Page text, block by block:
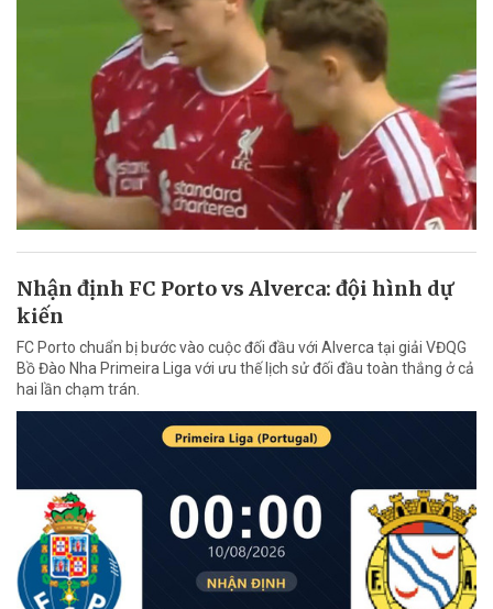
Nhận định FC Porto vs Alverca: đội hình dự
kiến
FC Porto chuẩn bị bước vào cuộc đối đầu với Alverca tại giải VĐQG
Bồ Đào Nha Primeira Liga với ưu thế lịch sử đối đầu toàn thắng ở cả
hai lần chạm trán.